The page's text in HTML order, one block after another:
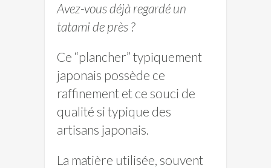
Avez-vous déjà regardé un
tatami de près ?
Ce “plancher” typiquement
japonais possède ce
raffinement et ce souci de
qualité si typique des
artisans japonais.
La matière utilisée, souvent